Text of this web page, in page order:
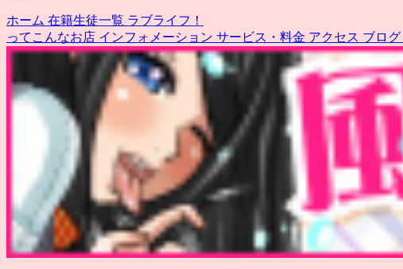
ホーム 在籍生徒一覧 ラブライフ！
ってこんなお店 インフォメーション サービス・料金 アクセス ブログ